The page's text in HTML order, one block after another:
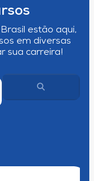
estão aqui,
em diversas
sua carreira!